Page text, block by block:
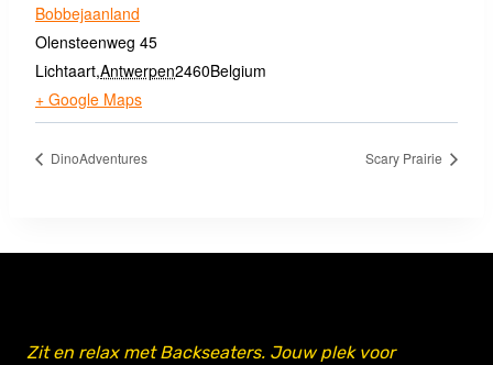
Bobbejaanland
Olensteenweg 45
Lichtaart,Antwerpen2460Belgium
+ Google Maps
DinoAdventures Scary Prairie
Zit en relax met Backseaters. Jouw plek voor